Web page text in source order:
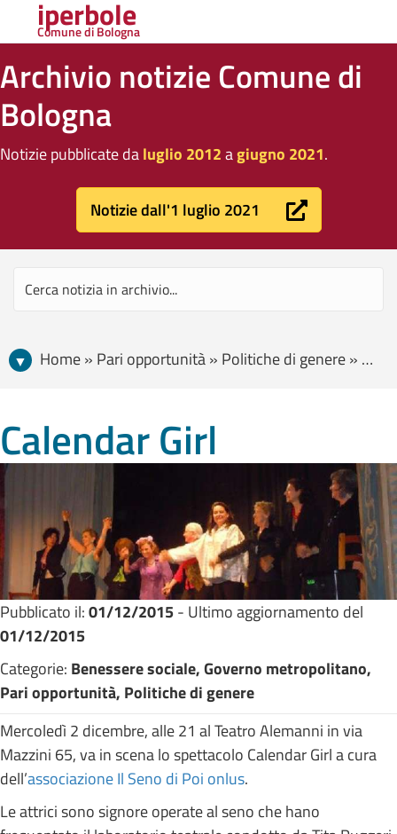
iperbole
Comune di Bologna
Archivio notizie Comune di
Bologna
Notizie pubblicate daluglio 2012agiugno 2021.
Notizie dall'1 luglio 2021
Home » Pari opportunità » Politiche di genere » Calendar Girl
Calendar Girl
Pubblicato il:01/12/2015- Ultimo aggiornamento del
01/12/2015
Categorie: Benessere sociale, Governo metropolitano,
Pari opportunità, Politiche di genere
Mercoledì 2 dicembre, alle 21 al Teatro Alemanni in via
Mazzini 65, va in scena lo spettacolo Calendar Girl a cura
dell’associazione Il Seno di Poi onlus.
Le attrici sono signore operate al seno che hano